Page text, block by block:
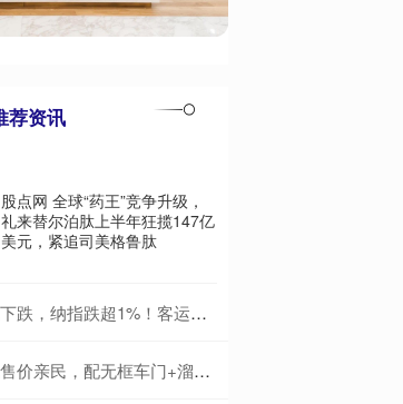
荐资讯
股点网 全球“药王”竞争升级，
礼来替尔泊肽上半年狂揽147亿
美元，紧追司美格鲁肽
超1%！客运航空股领跌，国际油价大涨
框车门+溜背车身，搭EA888 20高功率引擎